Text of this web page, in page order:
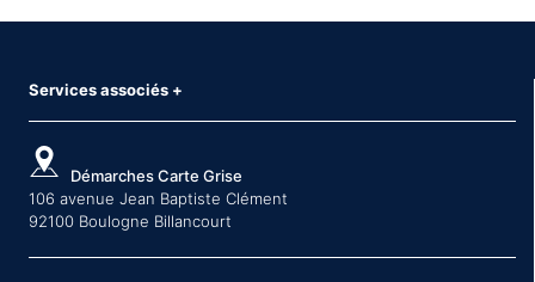
Services associés +
Démarches Carte Grise
106 avenue Jean Baptiste Clément
92100 Boulogne Billancourt